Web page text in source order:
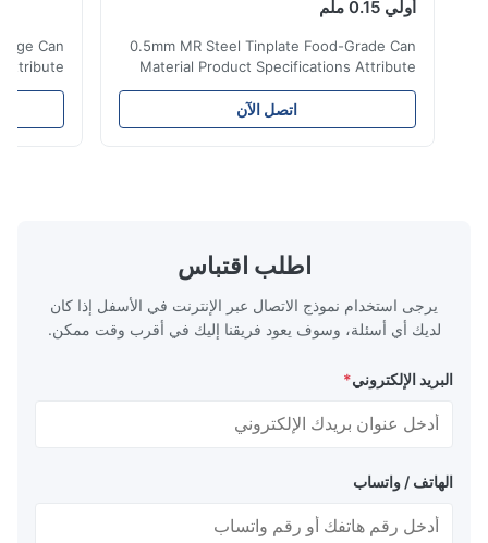
0.5mm MR Steel Tinplate Food-Grade Can
Material Product Specifications Attribute
Value Product Name 0.5mm MR Steel
Tinplate Food-Grade Can Material Material
MR, SPCC, prime Tinplate / TFS Tin Coating
TH620 Standard JIS DIN ASTM GB EN AISI
Product Features High-quality tinplate with
اتصل الآن
Can
Attribute
Rust Steel
Tin Coating
اطلب اقتباس
يرجى استخدام نموذج الاتصال عبر الإنترنت في الأسفل إذا كان
لديك أي أسئلة، وسوف يعود فريقنا إليك في أقرب وقت ممكن.
البريد الإلكتروني*
الهاتف / واتساب